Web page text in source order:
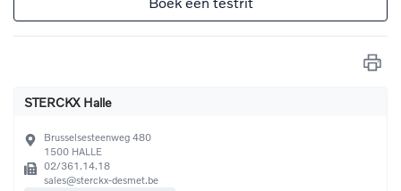
STERCKX Halle
Brusselsesteenweg 480
1500 HALLE
02/361.14.18
sales@sterckx-desmet.be